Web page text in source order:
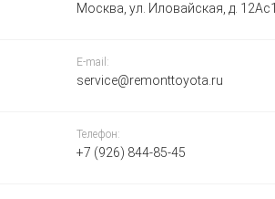
Москва, ул. Иловайская, д. 12Ас1
E-mail:
service@remonttoyota.ru
Телефон:
+7 (926) 844-85-45